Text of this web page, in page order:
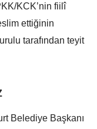
KCK’nin fiilî
ettiğinin
tarafından teyit
Belediye Başkanı